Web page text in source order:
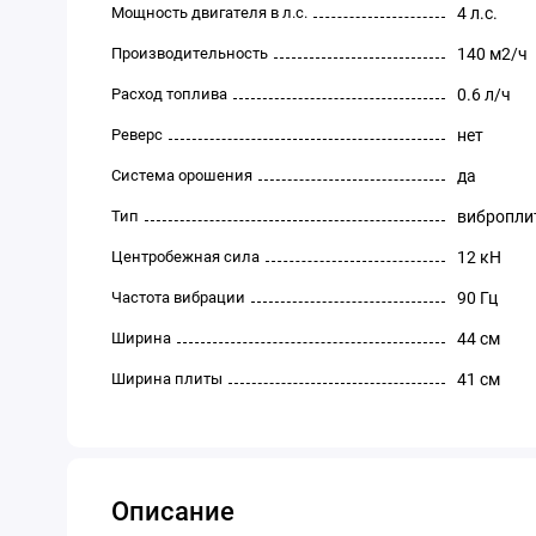
Мощность двигателя в л.с. 4 л.с.
Производительность 140 м2/ч
Расход топлива 0.6 л/ч
Реверс нет
Система орошения да
Тип
Центробежная сила 12 кН
Частота вибрации 90 Гц
Ширина 44 см
Ширина плиты 41 см
Описание